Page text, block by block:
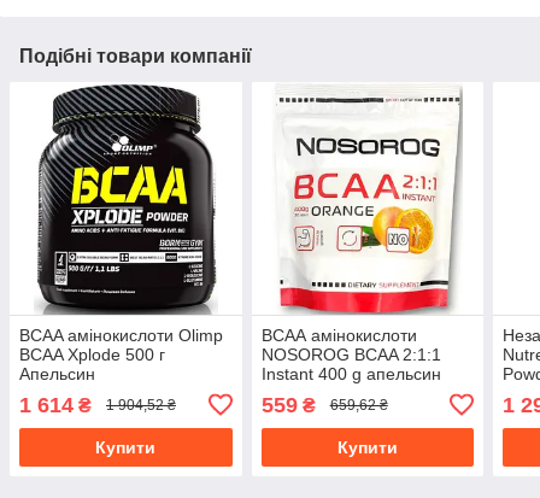
Подібні товари компанії
BCAA амінокислоти Olimp
BCAA Xplode 500 г
Апельсин
1 614 ₴ 1 904,52 ₴
Купити
ВСАА амінокислоти
NOSOROG BCAA 2:1:1
Instant 400 g апельсин
559₴ 659,62 ₴
Купити
1